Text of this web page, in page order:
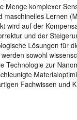
Menge komplexer
maschinelles Lernen
wird auf der
und der
Lösungen für
sowohl
Technologie zur
Fachwissen und